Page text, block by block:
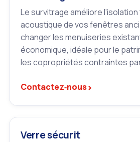
Le survitrage améliore
acoustique de vos fenêtres
changer les menuiseries
économique, idéale pour le
les copropriétés contraintes
Contactez‑nous›
Verre sécurit